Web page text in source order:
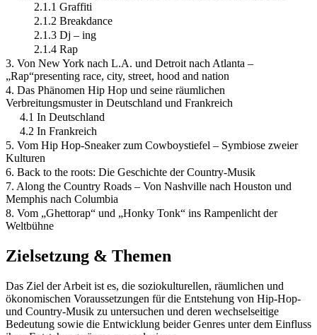
2.1.1 Graffiti
2.1.2 Breakdance
2.1.3 Dj – ing
2.1.4 Rap
3. Von New York nach L.A. und Detroit nach Atlanta –
„Rap“presenting race, city, street, hood and nation
4. Das Phänomen Hip Hop und seine räumlichen
Verbreitungsmuster in Deutschland und Frankreich
4.1 In Deutschland
4.2 In Frankreich
5. Vom Hip Hop-Sneaker zum Cowboystiefel – Symbiose zweier
Kulturen
6. Back to the roots: Die Geschichte der Country-Musik
7. Along the Country Roads – Von Nashville nach Houston und
Memphis nach Columbia
8. Vom „Ghettorap“ und „Honky Tonk“ ins Rampenlicht der
Weltbühne
Zielsetzung & Themen
Das Ziel der Arbeit ist es, die soziokulturellen, räumlichen und
ökonomischen Voraussetzungen für die Entstehung von Hip-Hop-
und Country-Musik zu untersuchen und deren wechselseitige
Bedeutung sowie die Entwicklung beider Genres unter dem Einfluss